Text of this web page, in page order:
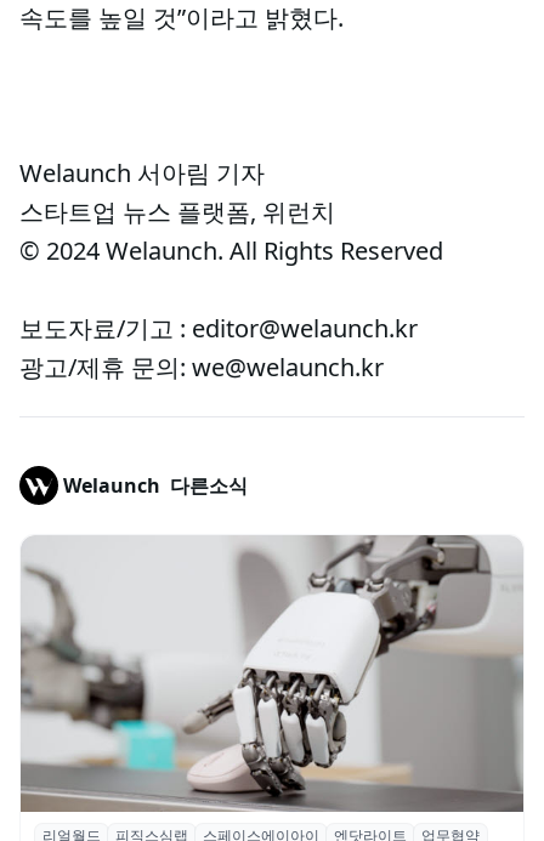
속도를 높일 것”이라고 밝혔다.
Welaunch 서아림 기자
스타트업 뉴스 플랫폼, 위런치
© 2024 Welaunch. All Rights Reserved
보도자료/기고 : editor@welaunch.kr
광고/제휴 문의: we@welaunch.kr
Welaunch 다른소식
리얼월드 피직스심랩 스페이스에이아이 엔닷라이트 업무협약